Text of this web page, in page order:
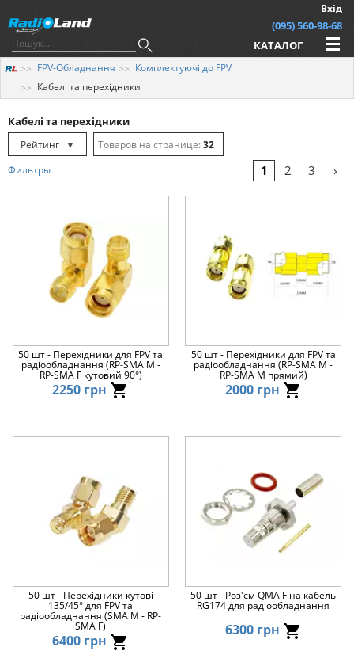
Вхід
(095) 560-98-68
КАТАЛОГ
FPV-Обладнання
Комплектуючі до FPV
Кабелі та перехідники
Кабелі та перехідники
Рейтинг
▼
Рейтинг
▲
▼
32
Фильтры 1 2 3 ›
50 шт - Перехідники для FPV та
радіообладнання (RP-SMA M -
RP-SMA F кутовий 90°)
2250 грн
50 шт - Перехідники для FPV та
радіообладнання (RP-SMA M -
RP-SMA M прямий)
2000 грн
50 шт - Перехідники кутові
135/45° для FPV та
радіообладнання (SMA M - RP-
SMA F)
6400 грн
50 шт - Роз'єм QMA F на кабель
RG174 для радіообладнання
6300 грн